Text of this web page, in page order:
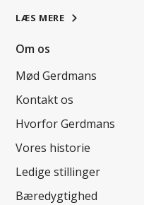
LÆS MERE
Om os
Mød Gerdmans
Kontakt os
Hvorfor Gerdmans
Vores historie
Ledige stillinger
Bæredygtighed